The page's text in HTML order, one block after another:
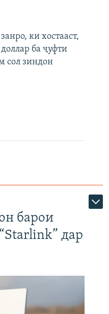
ки хостааст,
ба ҷуфти
сол зиндон
барои
дар